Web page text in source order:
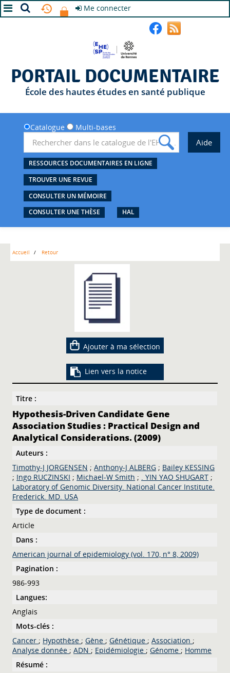
Me connecter
PORTAIL DOCUMENTAIRE
École des hautes études en santé publique
Catalogue Multi-bases
RESSOURCES DOCUMENTAIRES EN LIGNE
TROUVER UNE REVUE
CONSULTER UN MÉMOIRE
CONSULTER UNE THÈSE
HAL
Accueil Retour
Ajouter à ma sélection
Lien vers la notice
Titre :
Hypothesis-Driven Candidate Gene
Association Studies : Practical Design and
Analytical Considerations. (2009)
Auteurs :
Timothy-J JORGENSEN ;Anthony-J ALBERG ; Bailey KESSING
; Ingo RUCZINSKI ; Michael-W Smith ; . YIN YAO SHUGART ;
Laboratory of Genomic Diversity. National Cancer Institute.
Frederick. MD. USA
Type de document :
Article
Dans :
American journal of epidemiology (vol. 170, n° 8, 2009)
Pagination :
986-993
Langues:
Anglais
Mots-clés :
Cancer ; Hypothèse ; Gène ; Génétique ; Association ;
Analyse donnée ; ADN ; Epidémiologie ; Génome ; Homme
Résumé :